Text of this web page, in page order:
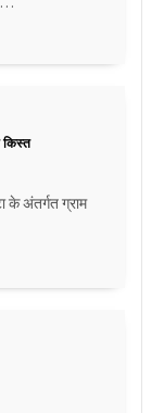
किस्त
अंतर्गत ग्राम